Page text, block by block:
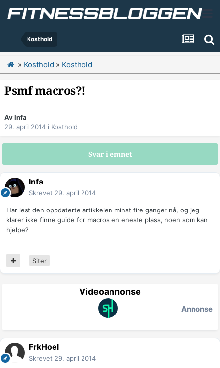
Kosthold
» Kosthold » Kosthold
Psmf macros?!
AvInfa
29. april 2014 i Kosthold
Svar i emnet
Infa
Skrevet 29. april 2014
Har lest den oppdaterte artikkelen minst fire ganger nå, og jeg
klarer ikke finne guide for macros en eneste plass, noen som kan
hjelpe?
Siter
Videoannonse
Annonse
FrkHoel
Skrevet 29. april 2014